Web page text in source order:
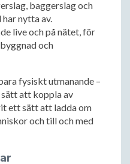
baggerslag och
nytta av.
live och på nätet, för
och
fysiskt utmanande –
att koppla av
ett sätt att ladda om
och till och med